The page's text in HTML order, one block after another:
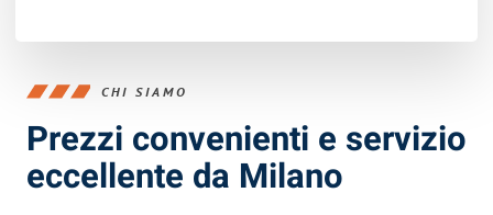
CHI SIAMO
Prezzi convenienti e servizio
eccellente da Milano